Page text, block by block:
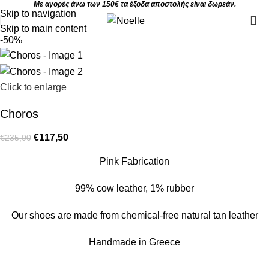
Skip to navigation
Skip to main content
Με αγορές άνω των 150€ τα έξοδα αποστολής είναι δωρεάν.
-50%
Click to enlarge
Choros
€235,00 €117,50
Pink Fabrication
99% cow leather, 1% rubber
Our shoes are made from chemical-free natural tan leather
Handmade in Greece